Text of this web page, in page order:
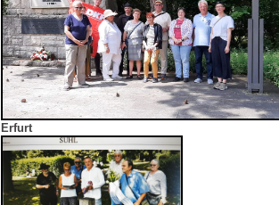
Erfurt